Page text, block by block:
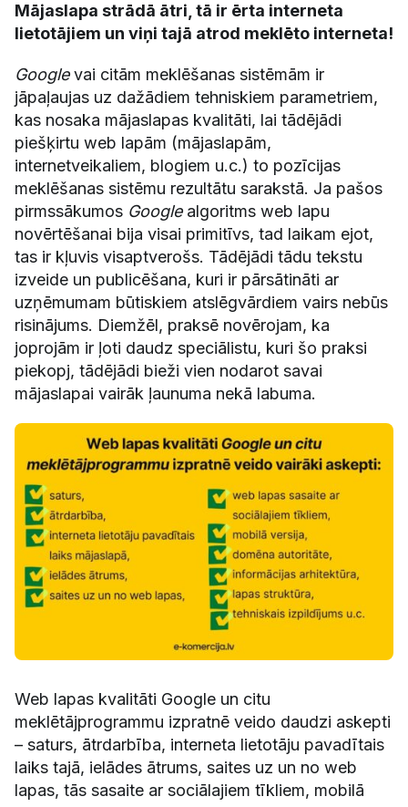
Mājaslapa strādā ātri, tā ir ērta interneta
lietotājiem un viņi tajā atrod meklēto interneta!
Googlevai citām meklēšanas sistēmām ir
jāpaļaujas uz dažādiem tehniskiem parametriem,
kas nosaka mājaslapas kvalitāti, lai tādējādi
piešķirtu web lapām (mājaslapām,
internetveikaliem, blogiem u.c.) to pozīcijas
meklēšanas sistēmu rezultātu sarakstā. Ja pašos
pirmssākumos Googlealgoritms web lapu
novērtēšanai bija visai primitīvs, tad laikam ejot,
tas ir kļuvis visaptverošs. Tādējādi tādu tekstu
izveide un publicēšana, kuri ir pārsātināti ar
uzņēmumam būtiskiem atslēgvārdiem vairs nebūs
risinājums. Diemžēl, praksē novērojam, ka
joprojām ir ļoti daudz speciālistu, kuri šo praksi
piekopj, tādējādi bieži vien nodarot savai
mājaslapai vairāk ļaunuma nekā labuma.
Web lapas kvalitāti Google un citu
meklētājprogrammu izpratnē veido daudzi askepti
– saturs, ātrdarbība, interneta lietotāju pavadītais
laiks tajā, ielādes ātrums, saites uz un no web
lapas, tās sasaite ar sociālajiem tīkliem, mobilā